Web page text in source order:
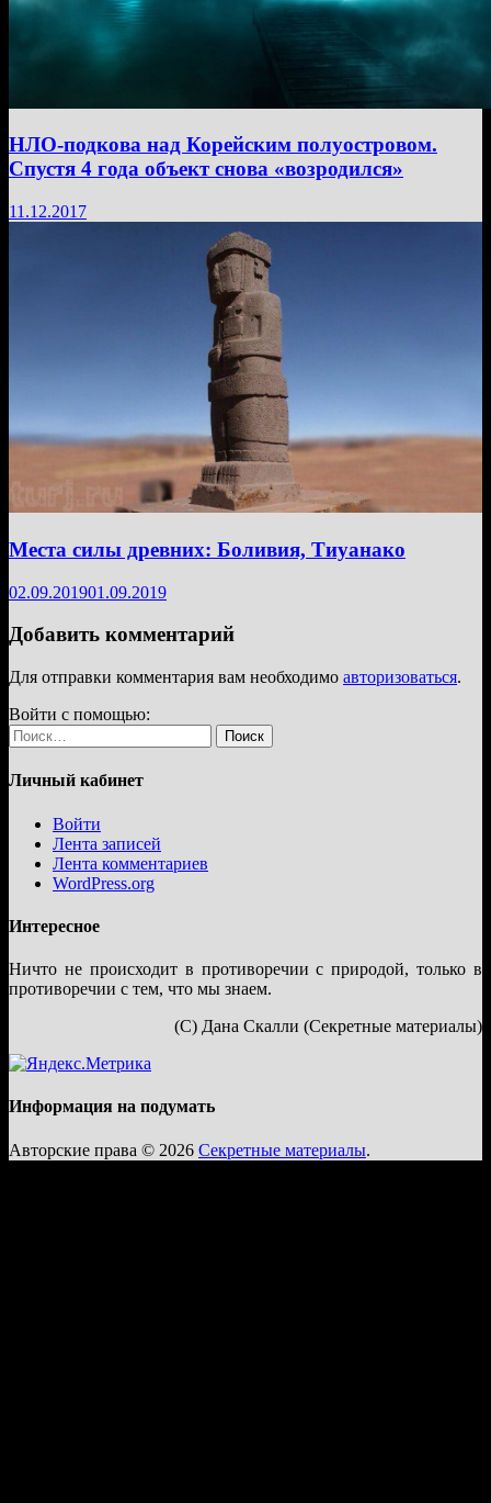
НЛО-подкова над Корейским полуостровом.
Спустя 4 года объект снова «возродился»
11.12.2017
Места силы древних: Боливия, Тиуанако
02.09.201901.09.2019
Добавить комментарий
Для отправки комментария вам необходимо авторизоваться.
Войти с помощью:
Найти:
Личный кабинет
Войти
Лента записей
Лента комментариев
WordPress.org
Интересное
Ничто не происходит в противоречии с природой, только в
противоречии с тем, что мы знаем.
(С) Дана Скалли (Секретные материалы)
Информация на подумать
Авторские права © 2026 Секретные материалы.